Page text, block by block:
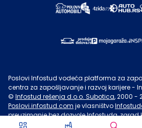
Poslovi Infostud vodeća platforma za
centra za zapošljavanje i razvoj karijere -
© Infostud rešenja d.o.o. Subotica, 2000 -
Poslovi.infostud.com je vlasništvo
preuzimanje bez dozvoleInfostuda, zarad
u druge svrhe, osim za lične potrebe